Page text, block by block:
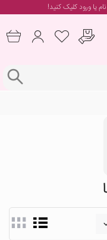
یا ورودکلیک کنید!